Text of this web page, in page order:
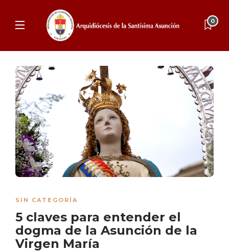
0
SIN CATEGORÍA
5 claves para entender el
dogma de la Asunción de la
Virgen María